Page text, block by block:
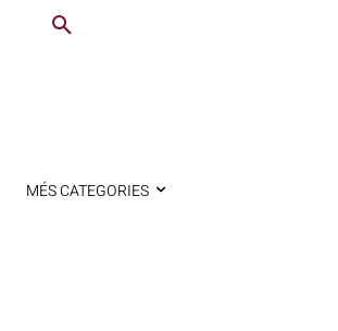
MÉS CATEGORIES